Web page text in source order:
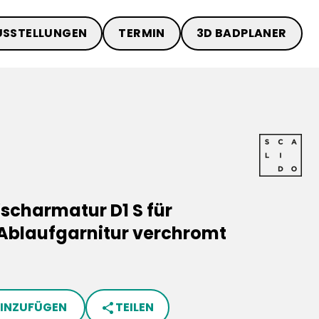
TERMIN 3D BADPLANER
D1 S für
verchromt
share TEILEN